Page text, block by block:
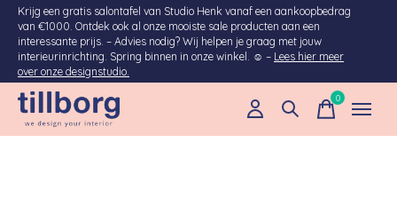
Krijg een gratis salontafel van Studio Henk vanaf een aankoopbedrag
van €1000. Ontdek ook al onze mooiste sale producten aan een
interessante prijs. – Advies nodig? Wij helpen je graag met jouw
interieurinrichting. Spring binnen in onze winkel. ☺ – Lees hier meer
over onze designstudio.
0items